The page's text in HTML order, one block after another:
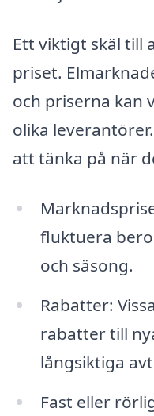
Ett viktigt skäl till
priset.
och priserna kan
olika
att tänka på när
fluktuera
och säsong.
Rabatter:
rabatter till
långsiktiga
Fast eller